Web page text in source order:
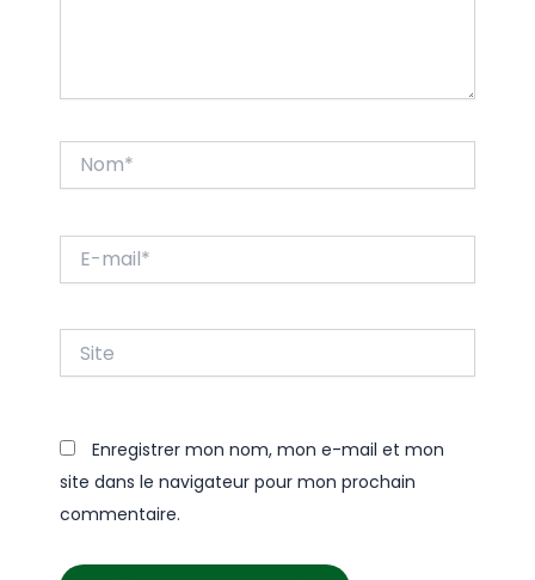
mail*
Enregistrer mon nom, mon e-mail et mon
site dans le navigateur pour mon prochain
commentaire.